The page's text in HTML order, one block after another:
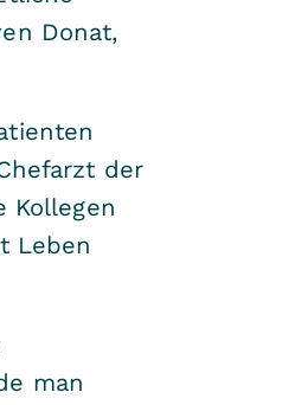
Donat,
der
Kollegen
Leben
man